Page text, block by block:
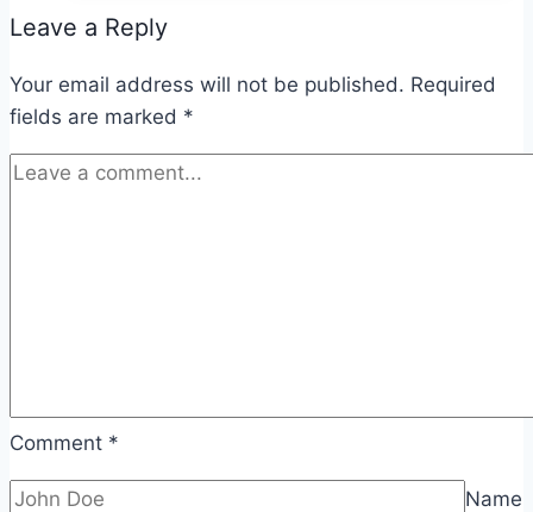
Leave a Reply
Your email address will not be published. Required
fields are marked *
Comment *
Name